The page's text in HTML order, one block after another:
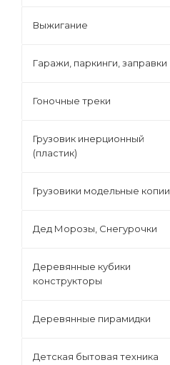
Выжигание
Гаражи, паркинги, заправки
Гоночные треки
Грузовик инерционный
(пластик)
Грузовики модельные копии
Дед Морозы, Снегурочки
Деревянные кубики
конструкторы
Деревянные пирамидки
Детская бытовая техника